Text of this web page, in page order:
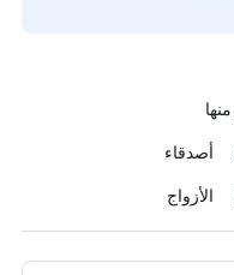
أصدقاء
الأزواج